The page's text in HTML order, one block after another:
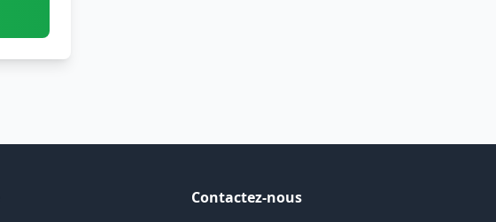
Contactez-nous